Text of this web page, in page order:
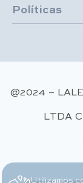
Políticas
@2024 –
LTDA
Utilizamos